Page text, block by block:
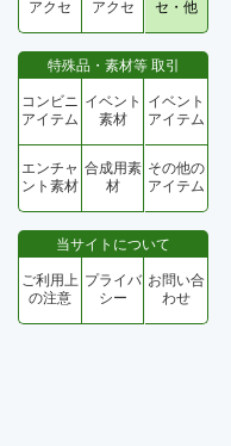
アクセ
アクセ
セ・他
特殊品・素材等 取引
コンビニ
アイテム
イベント
素材
イベント
アイテム
エンチャ
ント素材
合成用素
材
その他の
アイテム
当サイトについて
ご利用上
の注意
プライバ
シー
お問い合
わせ